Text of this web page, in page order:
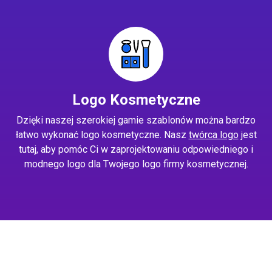
Logo Kosmetyczne
Dzięki naszej szerokiej gamie szablonów można bardzo
łatwo wykonać logo kosmetyczne. Nasz twórca logojest
tutaj, aby pomóc Ci w zaprojektowaniu odpowiedniego i
modnego logo dla Twojego logo firmy kosmetycznej.